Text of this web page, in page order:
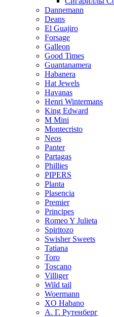
Dannemann
Deans
El Guajiro
Forsage
Galleon
Good Times
Guantanamera
Habanera
Hat Jewels
Havanas
Henri Wintermans
King Edward
M Mini
Montecristo
Neos
Panter
Partagas
Phillies
PIPERS
Planta
Plasencia
Premier
Principes
Romeo Y Julieta
Spiritozo
Swisher Sweets
Tatiana
Toro
Toscano
Villiger
Wild tail
Woermann
XO Habano
А. Г. Рутенберг